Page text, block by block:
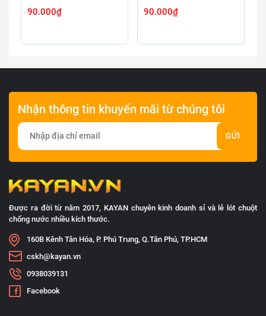
90.000₫ 90.000₫
Nhận thông tin khuyến mãi từ chúng tôi
GỬI
Được ra đời từ năm 2017, KAYAN chuyên kinh doanh sỉ và lẻ lót chuột
chống nước nhiều kích thước.
160B Kênh Tân Hóa, P. Phú Trung, Q.Tân Phú, TP.HCM
cskh@kayan.vn
0938039131
Facebook